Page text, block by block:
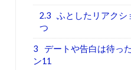
2.3
ふとしたリアクシ
つ
3
デートや告白は待っ
ン11